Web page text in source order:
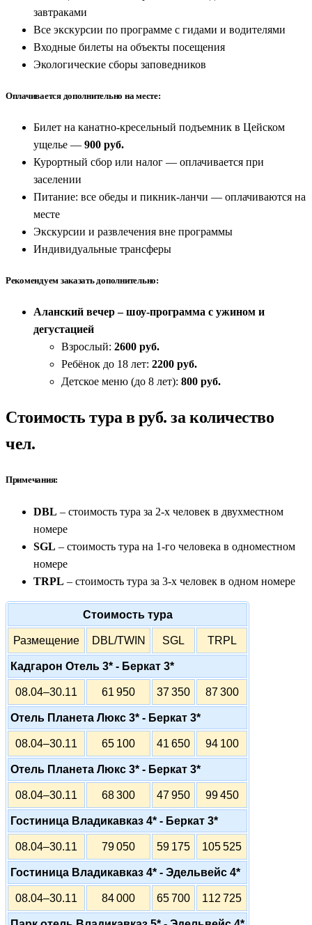
завтраками
Все экскурсии по программе с гидами и водителями
Входные билеты на объекты посещения
Экологические сборы заповедников
Оплачивается дополнительно на месте:
Билет на канатно-кресельный подъемник в Цейском
ущелье — 900 руб.
Курортный сбор или налог — оплачивается при
заселении
Питание: все обеды и пикник-ланчи — оплачиваются на
месте
Экскурсии и развлечения вне программы
Индивидуальные трансферы
Рекомендуем заказать дополнительно:
Аланский вечер – шоу-программа с ужином и
дегустацией
Взрослый: 2600 руб.
Ребёнок до 18 лет: 2200 руб.
Детское меню (до 8 лет): 800 руб.
Стоимость тура в руб. за количество
чел.
Примечания:
DBL – стоимость тура за 2-х человек в двухместном
номере
SGL – стоимость тура на 1-го человека в одноместном
номере
TRPL – стоимость тура за 3-х человек в одном номере
Стоимость тура
Размещение DBL/TWIN SGL TRPL
Кадгарон Отель 3* - Беркат 3*
08.04–30.11 61 950 37 350 87 300
Отель Планета Люкс 3* - Беркат 3*
08.04–30.11 65 100 41 650 94 100
Отель Планета Люкс 3* - Беркат 3*
08.04–30.11 68 300 47 950 99 450
Гостиница Владикавказ 4* - Беркат 3*
08.04–30.11 79 050 59 175 105 525
Гостиница Владикавказ 4* - Эдельвейс 4*
08.04–30.11 84 000 65 700 112 725